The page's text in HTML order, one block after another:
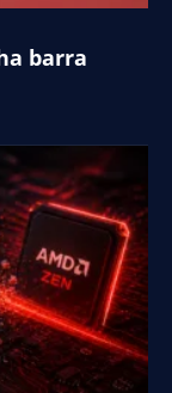
barra